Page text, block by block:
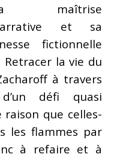
maîtrise
et sa
fictionnelle
la vie du
à travers
défi quasi
que celles-
les flammes par
à refaire et à